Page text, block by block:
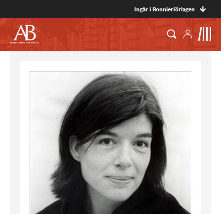
Ingår i Bonnierförlagen